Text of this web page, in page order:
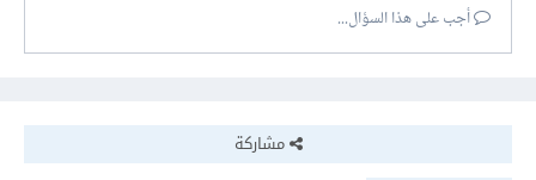
أجب على هذا السؤال...
مشاركة